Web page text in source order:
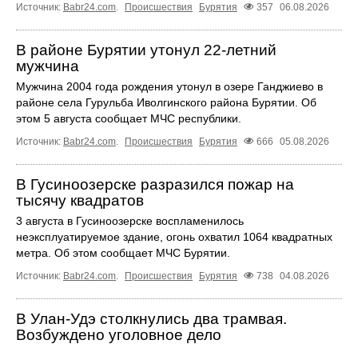
Источник: Babr24.com Происшествия Бурятия 357 06.08.2026
В районе Бурятии утонул 22-летний
мужчина
Мужчина 2004 года рождения утонул в озере Ганджиево в
районе села Гурульба Иволгинского района Бурятии. Об
этом 5 августа сообщает МЧС республики.
Источник: Babr24.com Происшествия Бурятия 666 05.08.2026
В Гусиноозерске разразился пожар на
тысячу квадратов
3 августа в Гусиноозерске воспламенилось
неэксплуатируемое здание, огонь охватил 1064 квадратных
метра. Об этом сообщает МЧС Бурятии.
Источник: Babr24.com. Происшествия Бурятия 738 04.08.2026
В Улан-Удэ столкнулись два трамвая.
Возбуждено уголовное дело